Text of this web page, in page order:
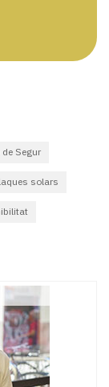
Segur
solars